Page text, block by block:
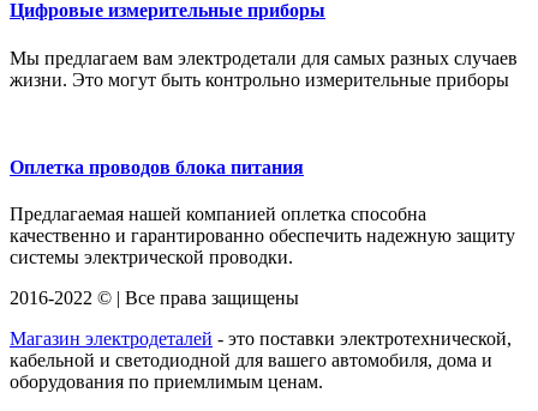
Цифровые измерительные приборы
Мы предлагаем вам электродетали для самых разных случаев
жизни. Это могут быть контрольно измерительные приборы
Оплетка проводов блока питания
Предлагаемая нашей компанией оплетка способна
качественно и гарантированно обеспечить надежную защиту
системы электрической проводки.
2016-2022 © | Все права защищены
Магазин электродеталей - это поставки электротехнической,
кабельной и светодиодной для вашего автомобиля, дома и
оборудования по приемлимым ценам.